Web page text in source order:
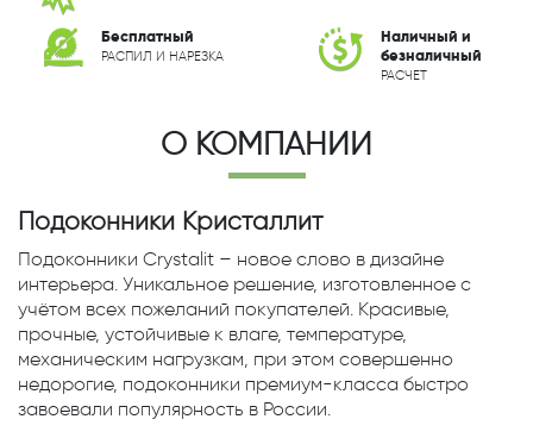
Бесплатный
РАСПИЛ И НАРЕЗКА
Наличный и
безналичный
РАСЧЕТ
О КОМПАНИИ
Подоконники Кристаллит
Подоконники Crystalit – новое слово в дизайне
интерьера. Уникальное решение, изготовленное с
учётом всех пожеланий покупателей. Красивые,
прочные, устойчивые к влаге, температуре,
механическим нагрузкам, при этом совершенно
недорогие, подоконники премиум-класса быстро
завоевали популярность в России.